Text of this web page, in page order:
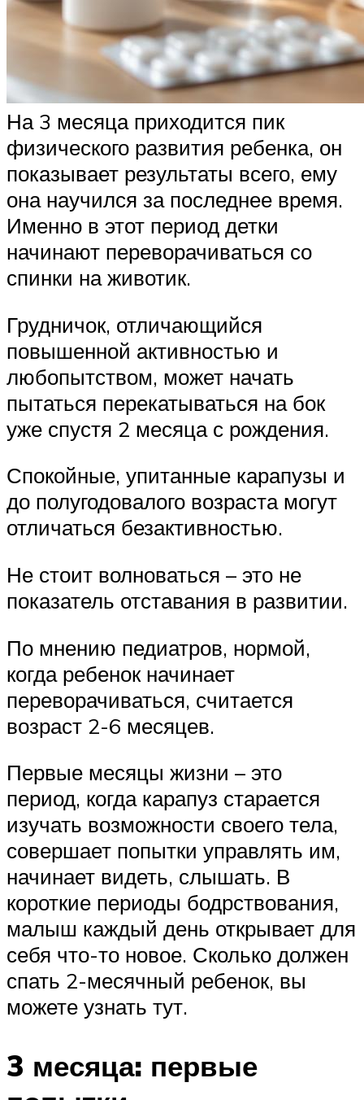
На 3 месяца приходится пик
физического развития ребенка, он
показывает результаты всего, ему
она научился за последнее время.
Именно в этот период детки
начинают переворачиваться со
спинки на животик.
Грудничок, отличающийся
повышенной активностью и
любопытством, может начать
пытаться перекатываться на бок
уже спустя 2 месяца с рождения.
Спокойные, упитанные карапузы и
до полугодовалого возраста могут
отличаться безактивностью.
Не стоит волноваться – это не
показатель отставания в развитии.
По мнению педиатров, нормой,
когда ребенок начинает
переворачиваться, считается
возраст 2-6 месяцев.
Первые месяцы жизни – это
период, когда карапуз старается
изучать возможности своего тела,
совершает попытки управлять им,
начинает видеть, слышать. В
короткие периоды бодрствования,
малыш каждый день открывает для
себя что-то новое. Сколько должен
спать 2-месячный ребенок, вы
можете узнать тут.
3 месяца: первые